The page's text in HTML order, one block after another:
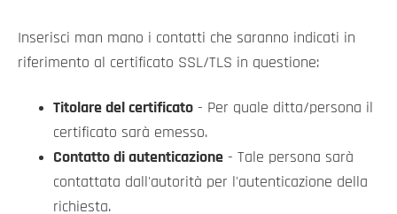
Inserisci man mano i contatti che saranno indicati in
riferimento al certificato SSL/TLS in questione:
Titolare del certificato - Per quale ditta/persona il
certificato sarà emesso.
Contatto di autenticazione - Tale persona sarà
contattata dall'autorità per l'autenticazione della
richiesta.